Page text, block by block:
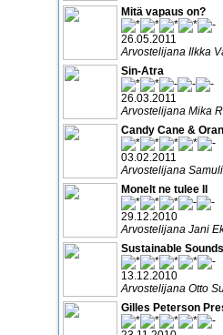
Mitä vapaus on?
26.05.2011
Arvostelijana Ilkka
Sin-Atra
26.03.2011
Arvostelijana Mika
Candy Cane &
03.02.2011
Arvostelijana
Monelt ne tulee II
29.12.2010
Arvostelijana Jani
Sustainable Sounds
13.12.2010
Arvostelijana Otto
Gilles Peterson